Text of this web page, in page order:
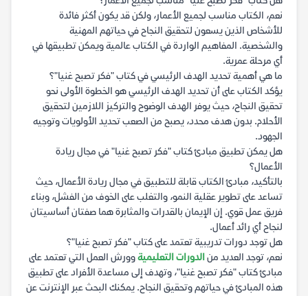
نعم، الكتاب مناسب لجميع الأعمار، ولكن قد يكون أكثر فائدة
للأشخاص الذين يسعون لتحقيق النجاح في حياتهم المهنية
والشخصية. المفاهيم الواردة في الكتاب عالمية ويمكن تطبيقها في
أي مرحلة عمرية.
ما هي أهمية تحديد الهدف الرئيسي في كتاب "فكر تصبح غنيا"؟
يؤكد الكتاب على أن تحديد الهدف الرئيسي هو الخطوة الأولى نحو
تحقيق النجاح، حيث يوفر الهدف الوضوح والتركيز اللازمين لتحقيق
الأحلام. بدون هدف محدد، يصبح من الصعب تحديد الأولويات وتوجيه
الجهود.
هل يمكن تطبيق مبادئ كتاب "فكر تصبح غنيا" في مجال ريادة
الأعمال؟
بالتأكيد، مبادئ الكتاب قابلة للتطبيق في مجال ريادة الأعمال، حيث
تساعد على تطوير عقلية النمو، والتغلب على الخوف من الفشل، وبناء
فريق عمل قوي. إن الإيمان بالقدرات والمثابرة هما صفتان أساسيتان
لنجاح أي رائد أعمال.
هل توجد دورات تدريبية تعتمد على كتاب "فكر تصبح غنيا"؟
نعم، توجد العديد منالدورات التعليميةوورش العمل التي تعتمد على
مبادئ كتاب "فكر تصبح غنيا"، وتهدف إلى مساعدة الأفراد على تطبيق
هذه المبادئ في حياتهم وتحقيق النجاح. يمكنك البحث عبر الإنترنت عن